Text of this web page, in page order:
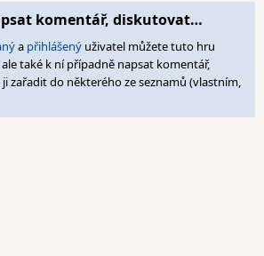
komentář, diskutovat…
a přihlášený uživatel můžete tuto hru
také k ní případně napsat komentář,
zařadit do některého ze seznamů (vlastním,